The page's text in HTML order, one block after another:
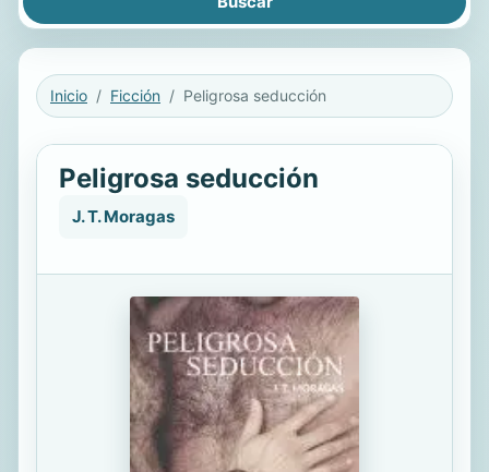
Inicio Ficción Peligrosa seducción
Peligrosa seducción
J. T. Moragas